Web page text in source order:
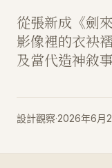
從張新成《劍
影像裡的衣袂
及當代造神敘
設計觀察·2026年6月